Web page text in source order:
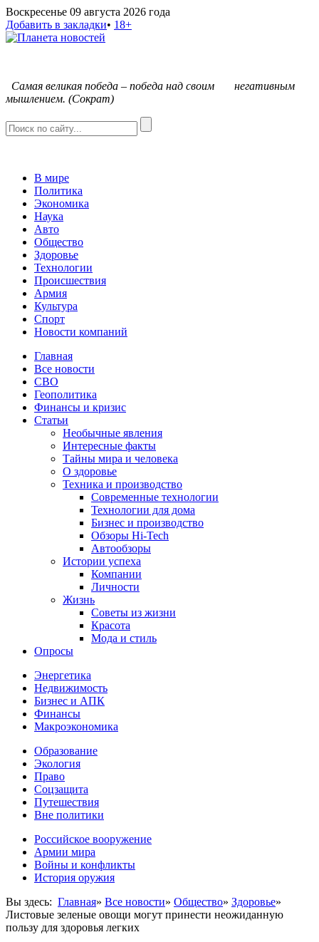
Воскресенье 09 августа 2026 года
Добавить в закладки• 18+
Самая великая победа – победа над своим негативным
мышлением. (Сократ)
В мире
Политика
Экономика
Наука
Авто
Общество
Здоровье
Технологии
Происшествия
Армия
Культура
Спорт
Новости компаний
Главная
Все новости
СВО
Геополитика
Финансы и кризис
Статьи
Необычные явления
Интересные факты
Тайны мира и человека
О здоровье
Техника и производство
Современные технологии
Технологии для дома
Бизнес и производство
Обзоры Hi-Tech
Автообзоры
Истории успеха
Компании
Личности
Жизнь
Советы из жизни
Красота
Мода и стиль
Опросы
Энергетика
Недвижимость
Бизнес и АПК
Финансы
Макроэкономика
Образование
Экология
Право
Соцзащита
Путешествия
Вне политики
Российское вооружение
Армии мира
Войны и конфликты
История оружия
Вы здесь: Главная» Все новости» Общество» Здоровье»
Листовые зеленые овощи могут принести неожиданную
пользу для здоровья легких